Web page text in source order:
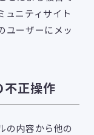
ュニティサイト
ユーザーにメッ
正操作
の内容から他の